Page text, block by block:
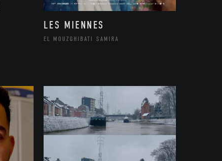
LES MIENNES
EL MOUZGHIBATI SAMIRA